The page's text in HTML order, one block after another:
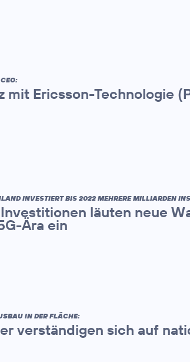
mit Ericsson-Technologie
INVESTIERT BIS 2022 MEHRERE MILLIARDEN
läuten neue
Ära ein
IN DER FLÄCHE:
verständigen sich auf